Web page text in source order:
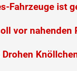
Fahrzeuge ist
vor nahenden